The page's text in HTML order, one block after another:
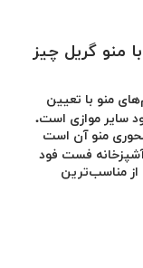
منو گریل چیز
منو با تعیین
سایر موازی است.
منو آن است
آشپزخانه فست فود
یکی از مناسب‌ترین